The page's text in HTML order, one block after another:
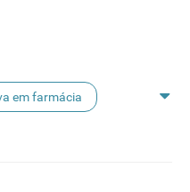
em farmácia